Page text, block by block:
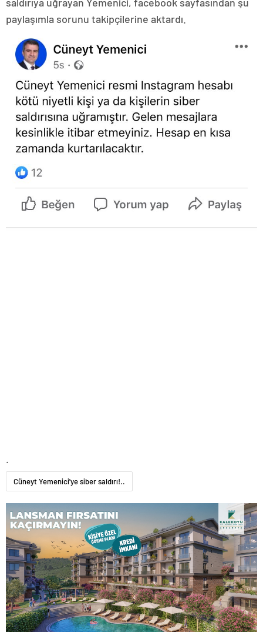
paylaşımla sorunu takipçilerine aktardı.
Cüneyt Yemenici'ye siber saldırı!..